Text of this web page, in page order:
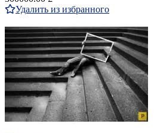
Удалить из избранного